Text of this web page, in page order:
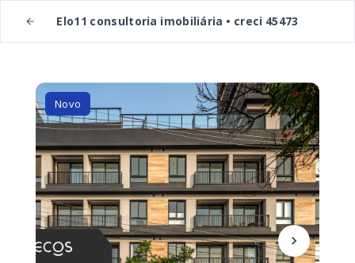
Elo11 consultoria imobiliária • creci 45473
Novo